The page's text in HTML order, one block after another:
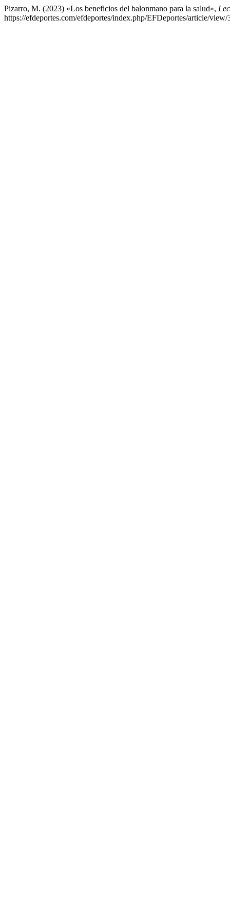
Pizarro, M. (2023) «Los beneficios del balonmano para la salud»,
https://efdeportes.com/efdeportes/index.php/EFDeportes/article/